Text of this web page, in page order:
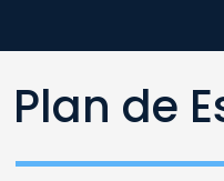
Plan de